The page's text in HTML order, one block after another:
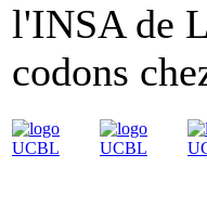
l'INSA de
codons